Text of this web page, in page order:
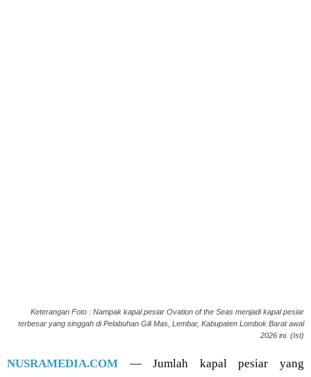
Keterangan Foto : Nampak kapal pesiar Ovation of the Seas menjadi kapal pesiar
terbesar yang singgah di Pelabuhan Gili Mas, Lembar, Kabupaten Lombok Barat awal
2026 ini. (Ist)
NUSRAMEDIA.COM — Jumlah kapal pesiar yang